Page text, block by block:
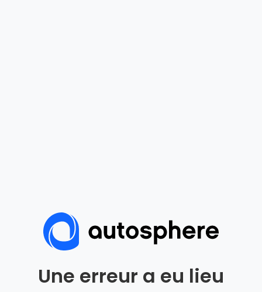
Une erreur a eu lieu